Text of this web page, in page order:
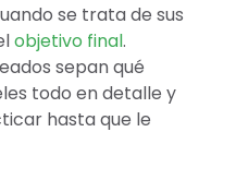
se trata de sus
objetivo final.
sepan qué
todo en detalle y
hasta que le